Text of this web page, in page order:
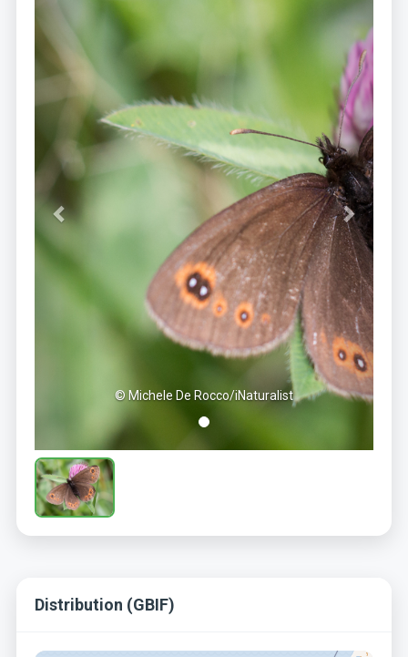
© Michele De Rocco/iNaturalist
Distribution (GBIF)